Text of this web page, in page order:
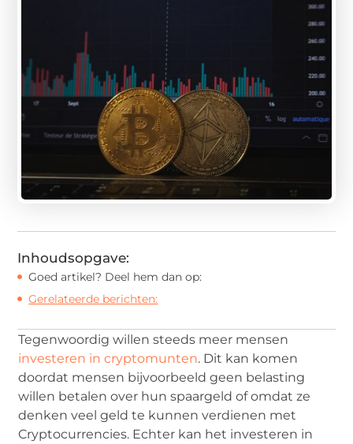
Inhoudsopgave:
Goed artikel? Deel hem dan op:
Gerelateerde berichten:
Tegenwoordig willen steeds meer mensen
investeren in cryptomunten. Dit kan komen
doordat mensen bijvoorbeeld geen belasting
willen betalen over hun spaargeld of omdat ze
denken veel geld te kunnen verdienen met
Cryptocurrencies. Echter kan het investeren in